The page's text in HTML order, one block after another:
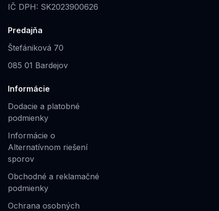
IČ DPH: SK2023900626
Predajňa
Štefániková 70
085 01 Bardejov
Informácie
Dodacie a platobné
podmienky
Informácie o
Alternatívnom riešení
sporov
Obchodné a reklamačné
podmienky
Ochrana osobných